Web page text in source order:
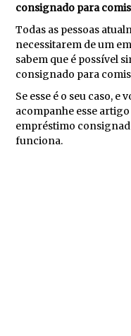
consignado para
Todas as pessoas
necessitarem de um
sabem que é possível
consignado para
Se esse é o seu caso, e
acompanhe esse
empréstimo
funciona.